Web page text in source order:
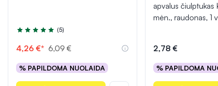
Įvertinimas 5.0 iš 5
(5)
4,26 €* 6,09 €
% PAPILDOMA NUOLAIDA
apvalus
mėn., raudonas, 1
2,78 €
% PAPILDOMA